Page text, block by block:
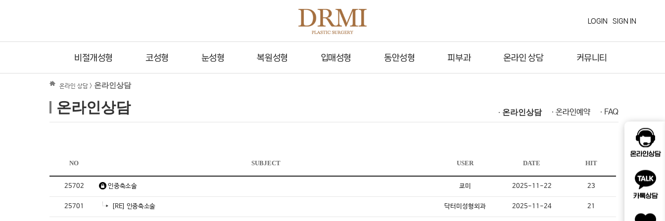
LOGIN SIGN IN
비절개성형 코성형 눈성형 복원성형 입매성형 동안성형 피부과 온라인 상담 커뮤니티
온라인 상담 >온라인상담
온라인상담 ∙ 온라인상담 ∙ 온라인예약 ∙ FAQ
NO SUBJECT USER DATE HIT
25702 인중축소술 쿄미 2025-11-22 23
25701 [RE] 인중축소술 닥터미성형외과 2025-11-24 21